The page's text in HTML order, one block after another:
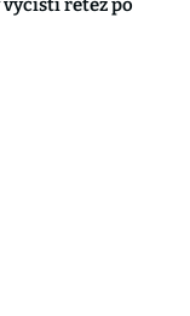
řetěz po